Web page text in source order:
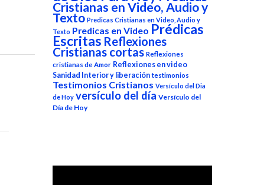
Cristianas en Video, Audio y
Texto Predicas Cristianas en Video, Audio y
Texto Predicas en Video Prédicas
Escritas Reflexiones
Cristianas cortas Reflexiones
cristianas de Amor Reflexiones en video
Sanidad Interior y liberación testimonios
Testimonios Cristianos Versículo del Dia
de Hoy versículo del día Versículo del
Día de Hoy
Reproductor